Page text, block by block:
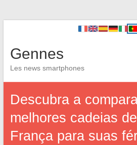
Gennes
Les news smartphones
Descubra a
melhores cadeias
França para suas